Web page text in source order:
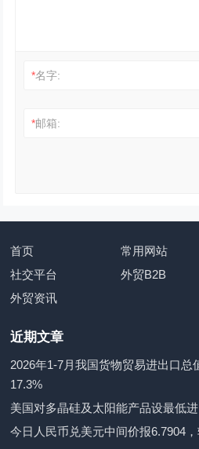
*名字:
*邮箱:
首页 常用网站
社交平台
外贸B2B
外贸资讯
近期文章
2026年1-7月我国货物贸易进出口总
17.3%
美国对多晶硅及太阳能产品设最低
今日人民币兑美元中间价报6.7904